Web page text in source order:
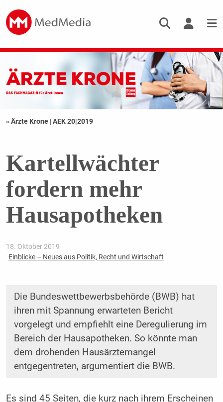
« Ärzte Krone |AEK 20|2019
Kartellwächter
fordern mehr
Hausapotheken
18. Oktober 2019
Einblicke – Neues aus Politik, Recht und Wirtschaft
Die Bundeswettbewerbsbehörde (BWB) hat
ihren mit Spannung erwarteten Bericht
vorgelegt und empfiehlt eine Deregulierung im
Bereich der Hausapotheken. So könnte man
dem drohenden Hausärz­temangel
entgegentreten, argumentiert die BWB.
Es sind 45 Seiten, die kurz nach ihrem Erscheinen